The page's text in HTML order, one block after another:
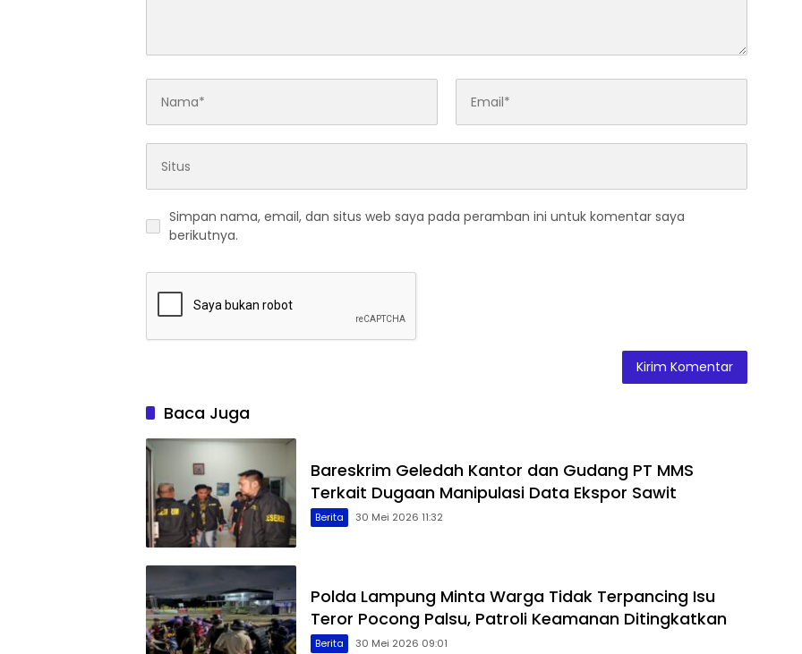
Simpan nama, email, dan situs web saya pada peramban ini untuk komentar saya
berikutnya.
Baca Juga
Bareskrim Geledah Kantor dan Gudang PT MMS
Terkait Dugaan Manipulasi Data Ekspor Sawit
Berita 30 Mei 2026 11:32
Polda Lampung Minta Warga Tidak Terpancing Isu
Teror Pocong Palsu, Patroli Keamanan Ditingkatkan
Berita 30 Mei 2026 09:01